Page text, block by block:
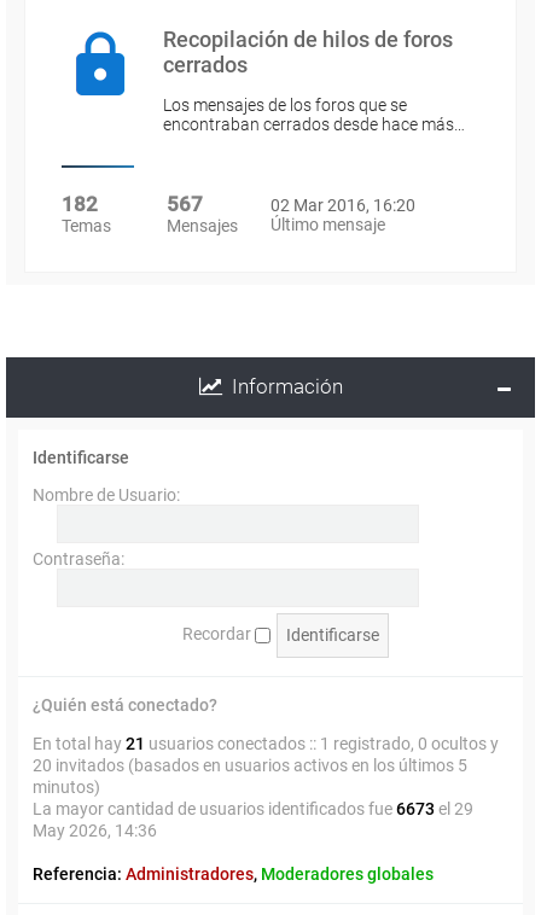
Recopilación de hilos de foros
cerrados
Los mensajes de los foros que se
encontraban cerrados desde hace más…
182
Temas
567
Mensajes
02 Mar 2016, 16:20
Último mensaje
Información
Identificarse
Nombre de Usuario:
Contraseña:
Recordar
¿Quién está conectado?
En total hay21 usuarios conectados :: 1 registrado, 0 ocultos y
20 invitados (basados en usuarios activos en los últimos 5
minutos)
La mayor cantidad de usuarios identificados fue6673 el 29
May 2026, 14:36
Referencia: Administradores, Moderadores globales